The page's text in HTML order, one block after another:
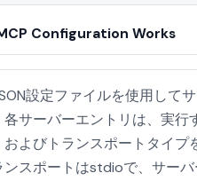
Configuration Works
設定ファイルを使用して
各サーバーエントリは、実行
およびトランスポートタイプ
ンスポートはstdioで、サー